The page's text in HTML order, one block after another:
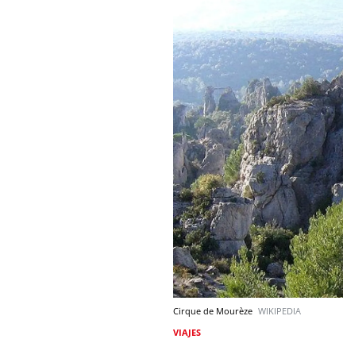
Cirque de Mourèze WIKIPEDIA
VIAJES